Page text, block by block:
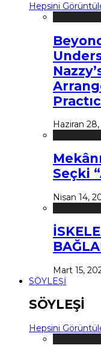
Hepsini
Haziran
Seçki
Nisan 14,
Mart 15,
SÖYLEŞİ
SÖYLEŞİ
Hepsini